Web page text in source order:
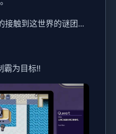
接触到这世界的谜团...
霸为目标!!